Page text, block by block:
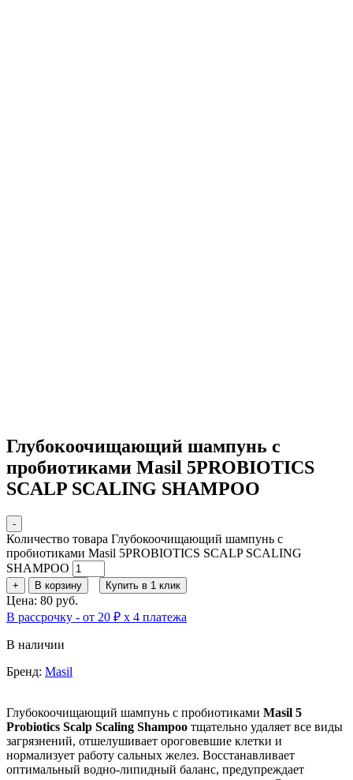
Глубокоочищающий шампунь с
пробиотиками Masil 5PROBIOTICS
SCALP SCALING SHAMPOO
-
Количество товара Глубокоочищающий шампунь с
пробиотиками Masil 5PROBIOTICS SCALP SCALING
SHAMPOO
+ В корзину Купить в 1 клик
Цена: 80 руб.
В рассрочку - от 20 ₽ х 4 платежа
В наличии
Бренд: Masil
Глубокоочищающий шампунь с пробиотиками Masil 5
Probiotics Scalp Scaling Shampoo тщательно удаляет все виды
загрязнений, отшелушивает ороговевшие клетки и
нормализует работу сальных желез. Восстанавливает
оптимальный водно-липидный баланс, предупреждает